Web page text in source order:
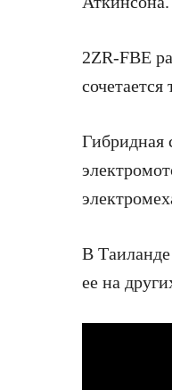
2ZR-FBE
Гибридная
В
ее на